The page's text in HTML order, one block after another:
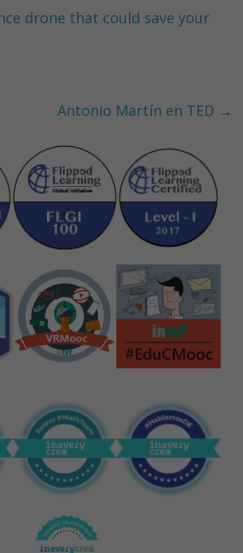
er s
drone that could save your
Antonio Martín en TED →